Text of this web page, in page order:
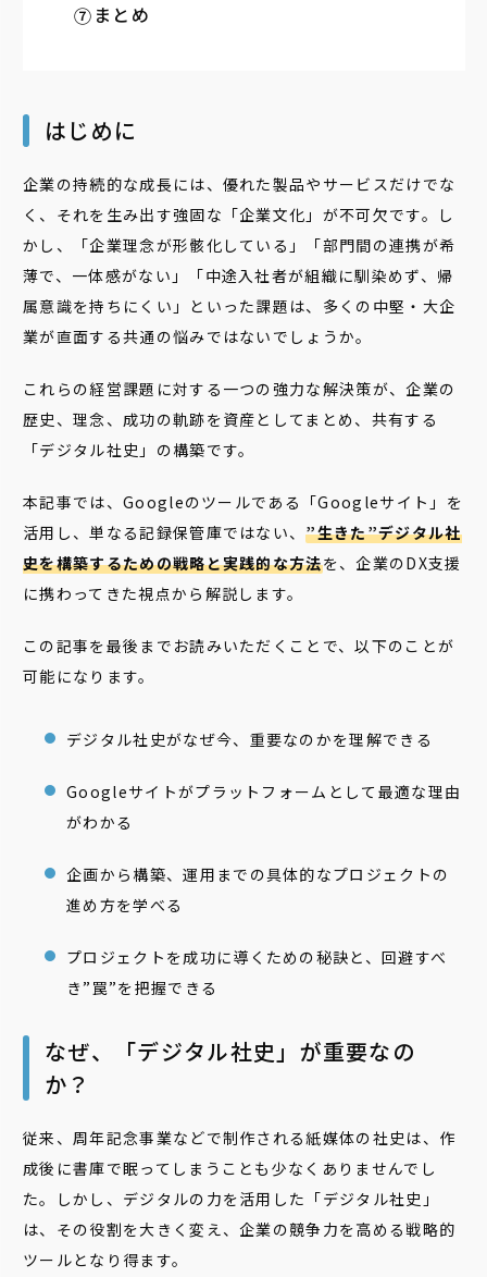
まとめ
はじめに
企業の持続的な成長には、優れた製品やサービスだけでな
く、それを生み出す強固な「企業文化」が不可欠です。し
かし、「企業理念が形骸化している」「部門間の連携が希
薄で、一体感がない」「中途入社者が組織に馴染めず、帰
属意識を持ちにくい」といった課題は、多くの中堅・大企
業が直面する共通の悩みではないでしょうか。
これらの経営課題に対する一つの強力な解決策が、企業の
歴史、理念、成功の軌跡を資産としてまとめ、共有する
「デジタル社史」の構築です。
本記事では、Googleのツールである「Googleサイト」を
活用し、単なる記録保管庫ではない、”生きた”デジタル社
史を構築するための戦略と実践的な方法を、企業のDX支援
に携わってきた視点から解説します。
この記事を最後までお読みいただくことで、以下のことが
可能になります。
デジタル社史がなぜ今、重要なのかを理解できる
Googleサイトがプラットフォームとして最適な理由
がわかる
企画から構築、運用までの具体的なプロジェクトの
進め方を学べる
プロジェクトを成功に導くための秘訣と、回避すべ
き”罠”を把握できる
なぜ、「デジタル社史」が重要なの
か？
従来、周年記念事業などで制作される紙媒体の社史は、作
成後に書庫で眠ってしまうことも少なくありませんでし
た。しかし、デジタルの力を活用した「デジタル社史」
は、その役割を大きく変え、企業の競争力を高める戦略的
ツールとなり得ます。